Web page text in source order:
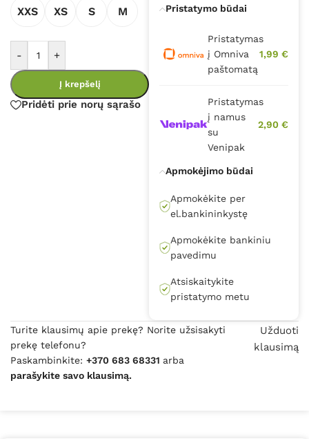
XXS XS S M
- +
Į krepšelį
Pridėti prie norų sąrašo
Pristatymo būdai
Pristatymas
į Omniva
paštomatą
1,99 €
Pristatymas
į namus
su
Venipak
2,90 €
Apmokėjimo būdai
Apmokėkite per
el.bankininkystę
Apmokėkite bankiniu
pavedimu
Atsiskaitykite
pristatymo metu
Turite klausimų apie prekę? Norite užsisakyti
prekę telefonu?
Paskambinkite: +370 683 68331 arba
parašykite savo klausimą.
Užduoti
klausimą